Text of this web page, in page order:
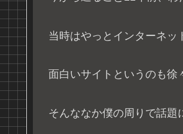
当時はやっとインターネッ
面白いサイトというのも徐
そんななか僕の周りで話題